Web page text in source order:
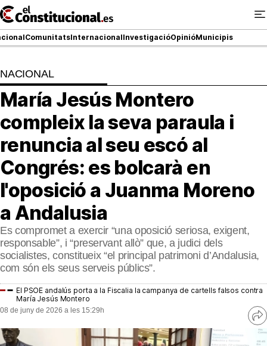
Ir
al
contenido
ComunitatsInternacionalInvestigacióOpinióMunicipis
NACIONAL
COMUNITATS
ElConstitucional TV
MésQueTele
ElConstitucional +
MésQueEstil
MésQuePartits
MésQueSuccessos
MésQueMercats
NACIONAL
María Jesús Montero
compleix la seva paraula i
renuncia al seu escó al
Congrés: es bolcarà en
l'oposició a Juanma Moreno
a Andalusia
Es compromet a exercir “una oposició seriosa, exigent,
responsable”, i “preservant allò” que, a judici dels
socialistes, constitueix “el principal patrimoni d’Andalusia,
com són els seus serveis públics”.
El PSOE andalús porta a la Fiscalia la campanya de cartells falsos contra
María Jesús Montero
08 de juny de 2026 a les 15:29h